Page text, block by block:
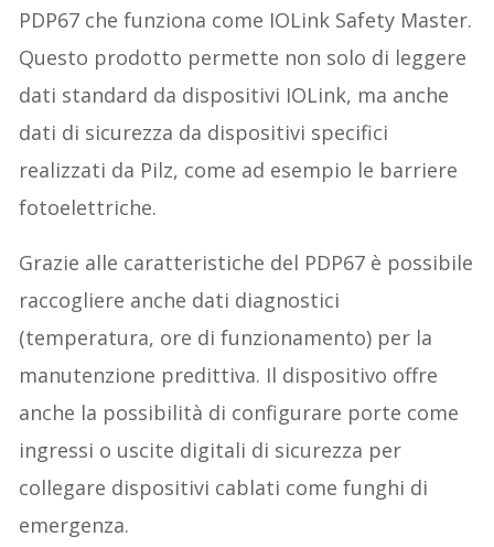
PDP67 che funziona come IOLink Safety Master.
Questo prodotto permette non solo di leggere
dati standard da dispositivi IOLink, ma anche
dati di sicurezza da dispositivi specifici
realizzati da Pilz, come ad esempio le barriere
fotoelettriche.
Grazie alle caratteristiche del PDP67 è possibile
raccogliere anche dati diagnostici
(temperatura, ore di funzionamento) per la
manutenzione predittiva. Il dispositivo offre
anche la possibilità di configurare porte come
ingressi o uscite digitali di sicurezza per
collegare dispositivi cablati come funghi di
emergenza.